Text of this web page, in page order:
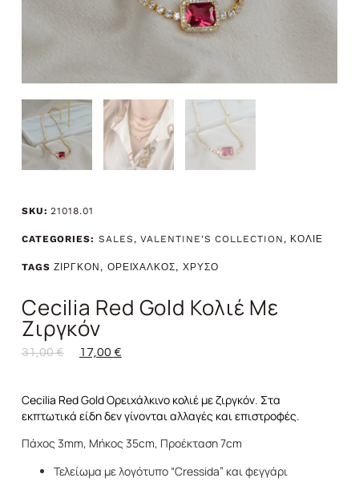
SKU:21018.01
CATEGORIES: SALES,VALENTINE'S COLLECTION, ΚΟΛΙΕ
TAGS ΖΙΡΓΚΟΝ , ΟΡΕΙΧΑΛΚΟΣ, ΧΡΥΣΟ
Cecilia Red Gold Κολιέ Με
Ζιργκόν
31,00€ 17,00 €
Cecilia Red Gold Ορειχάλκινο κολιέ με ζιργκόν. Στα
εκπτωτικά είδη δεν γίνονται αλλαγές και επιστροφές.
Πάχος 3mm, Μήκος 35cm, Προέκταση 7cm
Τελείωμα με λογότυπο “Cressida” και φεγγάρι